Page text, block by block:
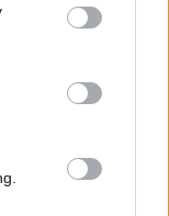
nie tylko o
W puli
a zwycięski
monolit.